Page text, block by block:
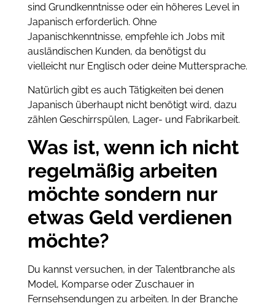
sind Grundkenntnisse oder ein höheres Level in
Japanisch erforderlich. Ohne
Japanischkenntnisse, empfehle ich Jobs mit
ausländischen Kunden, da benötigst du
vielleicht nur Englisch oder deine Muttersprache.
Natürlich gibt es auch Tätigkeiten bei denen
Japanisch überhaupt nicht benötigt wird, dazu
zählen Geschirrspülen, Lager- und Fabrikarbeit.
Was ist, wenn ich nicht
regelmäßig arbeiten
möchte sondern nur
etwas Geld verdienen
möchte?
Du kannst versuchen, in der Talentbranche als
Model, Komparse oder Zuschauer in
Fernsehsendungen zu arbeiten. In der Branche